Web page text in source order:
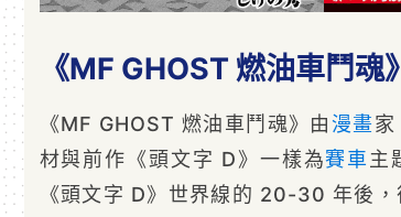
《MF GHOST 燃油車鬥魂
《MF GHOST 燃油車鬥魂》由 漫畫家
材與前作《頭文字 D》一樣為賽車主
《頭文字 D》世界線的 20-30 年後